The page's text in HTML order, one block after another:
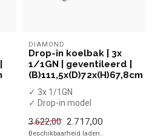
DIAMOND
Drop-in koelbak | 3x
1/1GN | geventileerd |
(B)111,5x(D)72x(H)67,8cm
✓ 3x 1/1GN
✓ Drop-in model
✓ 0°C tot +4°C
3.622,00 2.717,00
Beschikbaarheid laden..